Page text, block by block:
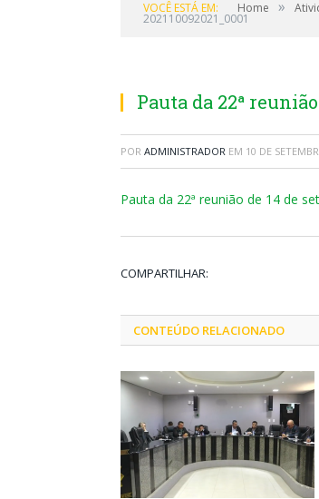
VOCÊ ESTÁ EM: Home »
202110092021_0001
Pauta da 22ª reunião
POR ADMINISTRADOR EM 10 DE
Pauta da 22ª reunião de 14 de
COMPARTILHAR:
CONTEÚDO RELACIONADO